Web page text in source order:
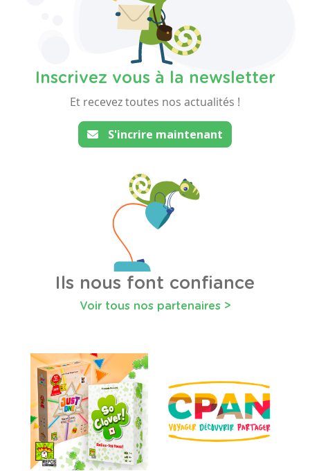
Inscrivez vous à la newsletter
Et recevez toutes nos actualités !
S'incrire maintenant
Ils nous font confiance
Voir tous nos partenaires >